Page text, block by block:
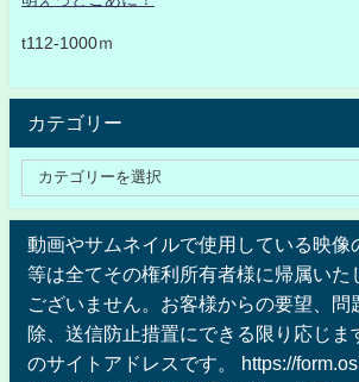
t112-1000ｍ
カテゴリー
動画やサムネイルで使用している映像
等は全てその権利所有者様に帰属いた
ございません。お客様からの要望、問
除、送信防止措置にできる限り応じま
のサイトアドレスです。 https://